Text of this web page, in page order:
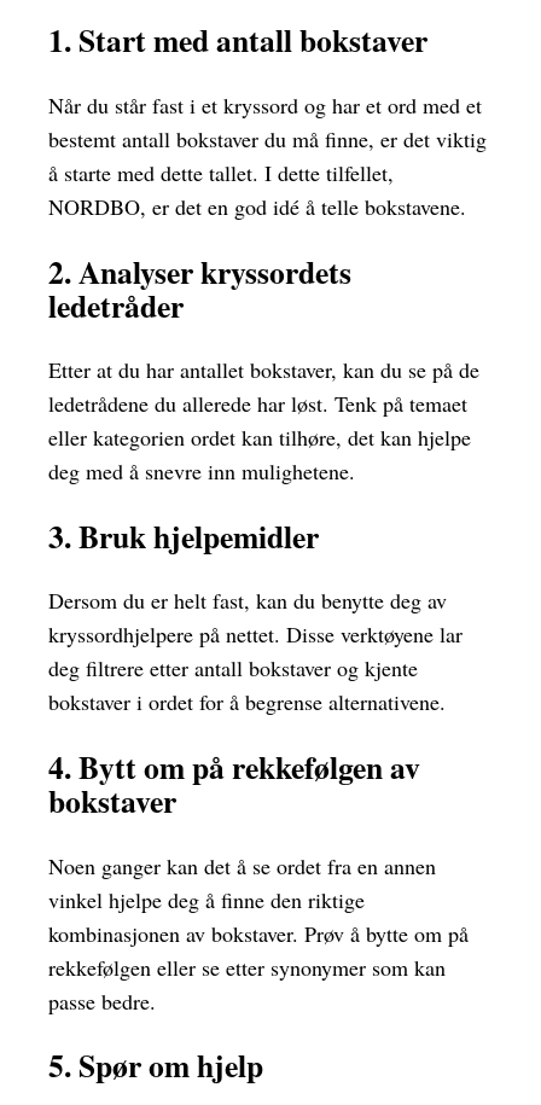
1. Start med antall bokstaver
Når du står fast i et kryssord og har et ord med et
bestemt antall bokstaver du må finne, er det viktig
å starte med dette tallet. I dette tilfellet,
NORDBO, er det en god idé å telle bokstavene.
2. Analyser kryssordets
ledetråder
Etter at du har antallet bokstaver, kan du se på de
ledetrådene du allerede har løst. Tenk på temaet
eller kategorien ordet kan tilhøre, det kan hjelpe
deg med å snevre inn mulighetene.
3. Bruk hjelpemidler
Dersom du er helt fast, kan du benytte deg av
kryssordhjelpere på nettet. Disse verktøyene lar
deg filtrere etter antall bokstaver og kjente
bokstaver i ordet for å begrense alternativene.
4. Bytt om på rekkefølgen av
bokstaver
Noen ganger kan det å se ordet fra en annen
vinkel hjelpe deg å finne den riktige
kombinasjonen av bokstaver. Prøv å bytte om på
rekkefølgen eller se etter synonymer som kan
passe bedre.
5. Spør om hjelp